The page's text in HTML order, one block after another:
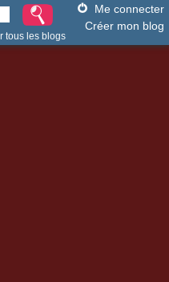
Me connecter
Créer mon blog
tous les blogs